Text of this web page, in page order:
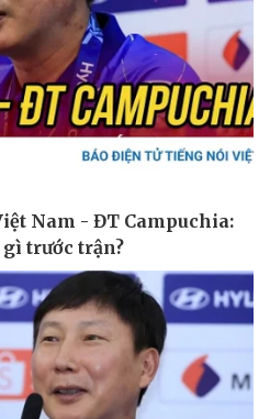
Nhà đẹp
Tình yêu - Gia đình